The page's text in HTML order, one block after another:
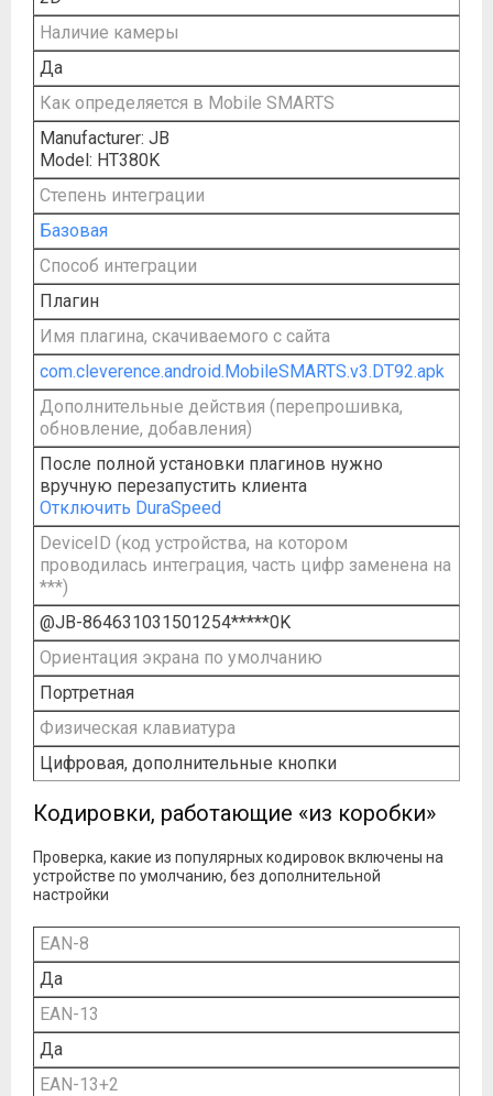
Наличие камеры
Да
Как определяется в Mobile SMARTS
Manufacturer: JB
Model: HT380K
Степень интеграции
Базовая
Способ интеграции
Плагин
Имя плагина, скачиваемого с сайта
com.cleverence.android.MobileSMARTS.v3.DT92.apk
Дополнительные действия (перепрошивка,
обновление, добавления)
После полной установки плагинов нужно
вручную перезапустить клиента
Отключить DuraSpeed
DeviceID (код устройства, на котором
проводилась интеграция, часть цифр заменена на
***)
@JB-864631031501254*****0K
Ориентация экрана по умолчанию
Портретная
Физическая клавиатура
Цифровая, дополнительные кнопки
Кодировки, работающие «из коробки»
Проверка, какие из популярных кодировок включены на
устройстве по умолчанию, без дополнительной
настройки
EAN-8
Да
EAN-13
Да
EAN-13+2